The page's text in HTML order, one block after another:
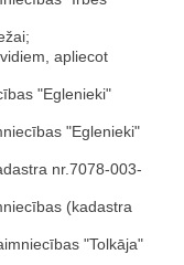
apliecot
"Eglenieki"
"Eglenieki"
nr.7078-003-
(kadastra
"Tolkāja"